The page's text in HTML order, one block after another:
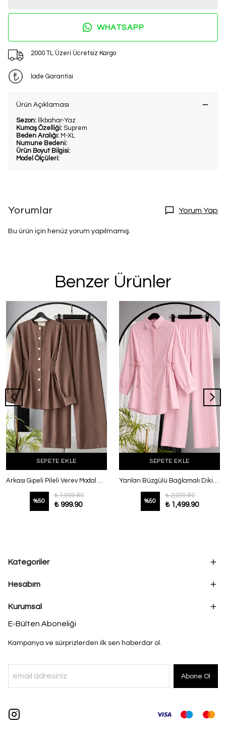
WHATSAPP
2000 TL Üzeri Ücretsiz Kargo
İade Garantisi
Ürün Açıklaması
Sezon: İlkbahar-Yaz
Kumaş Özelliği: Suprem
Beden Aralığı: M-XL
Numune Bedeni:
Ürün Boyut Bilgisi:
Model Ölçüleri:
Yorumlar Yorum Yap
Bu ürün için henüz yorum yapılmamış.
Benzer Ürünler
SEPETE EKLE
Arkası Gipeli Pileli Verev Modal Pantolonlu Takım Sütlü Kahve
%50
₺ 1,999.80
₺ 999.90
SEPETE EKLE
Yanları Büzgülü Bağlamalı Dikişli Pantolonlu Takım Pembe
%50
₺ 2,999.80
₺ 1,499.90
Kategoriler
Hesabım
Kurumsal
E-Bülten Aboneliği
Kampanya ve sürprizlerden ilk sen haberdar ol.
Abone Ol